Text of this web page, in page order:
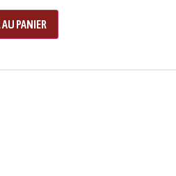
PANIER